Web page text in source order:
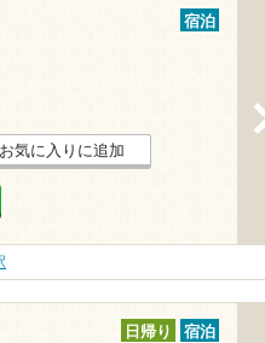
宿泊
お気に入りに追加
日帰り 宿泊